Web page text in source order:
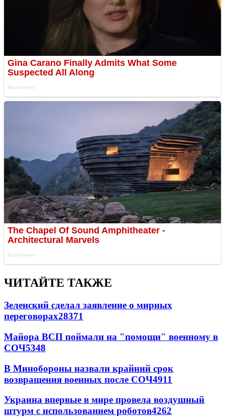
ЧИТАЙТЕ ТАКЖЕ
Зеленский сделал заявление о мирных
переговорах28371
Майора ВСП поймали на "помощи" военному в
СОЧ5348
В Минобороны назвали крайний срок
возвращения военных после СОЧ4911
Украина впервые в мире провела воздушный
штурм с использованием роботов4262